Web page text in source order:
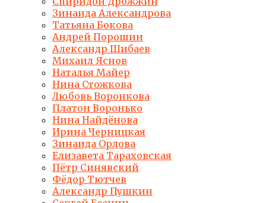
Зинаида Александрова
Татьяна Бокова
Андрей Порошин
Александр Шибаев
Михаил Яснов
Наталья Майер
Нина Стожкова
Любовь Воронкова
Платон Воронько
Нина Найдёнова
Ирина Черницкая
Зинаида Орлова
Елизавета Тараховская
Пётр Синявский
Фёдор Тютчев
Александр Пушкин